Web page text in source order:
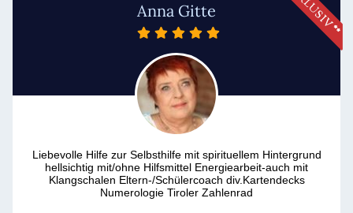
Anna Gitte
Liebevolle Hilfe zur Selbsthilfe mit spirituellem Hintergrund
hellsichtig mit/ohne Hilfsmittel Energiearbeit-auch mit
Klangschalen Eltern-/Schülercoach div.Kartendecks
Numerologie Tiroler Zahlenrad